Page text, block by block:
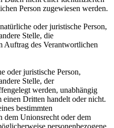
Person zugewiesen werden.
oder juristische Person,
Stelle, die
Auftrag des Verantwortlichen
oder juristische Person,
Stelle, der
werden, unabhängig
einen Dritten handelt oder nicht.
bestimmten
dem Unionsrecht oder dem